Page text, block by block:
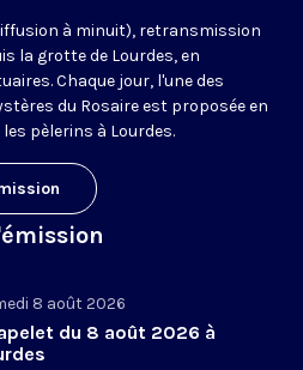
à minuit), retransmission
la grotte de Lourdes, en
Chaque jour, l'une des
du Rosaire est proposée en
pèlerins à Lourdes.
8 août 2026
du 8 août 2026 à